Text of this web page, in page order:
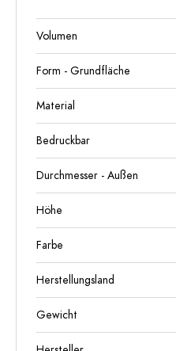
Volumen
Form - Grundfläche
Material
Bedruckbar
Durchmesser - Außen
Höhe
Farbe
Herstellungsland
Gewicht